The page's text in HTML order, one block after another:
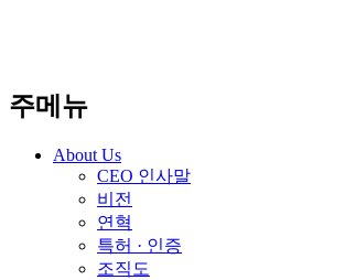
주메뉴
About Us
CEO 인사말
비전
연혁
특허 · 인증
조직도